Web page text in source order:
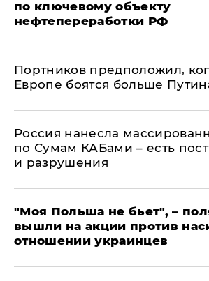
по ключевому объекту
нефтепереработки РФ
Портников предположил,
Европе боятся больше
Россия нанесла
по Сумам КАБами – есть
и разрушения
"Моя Польша не бьет", –
вышли на акции против
отношении украинцев